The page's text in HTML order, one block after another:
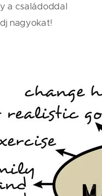
a családoddal
nagyokat!